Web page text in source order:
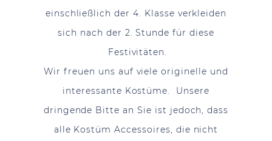
einschließlich der 4. Klasse verkleiden
sich nach der 2. Stunde für diese
Festivitäten.
Wir freuen uns auf viele originelle und
interessante Kostüme. Unsere
dringende Bitte an Sie ist jedoch, dass
alle Kostüm Accessoires, die nicht